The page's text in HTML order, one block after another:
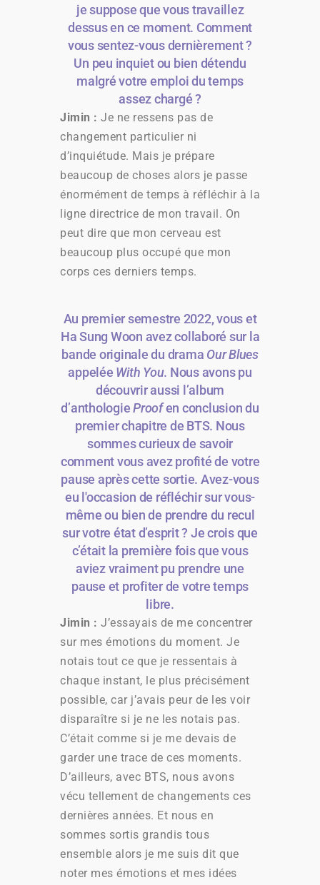
je suppose que vous travaillez
dessus en ce moment. Comment
vous sentez-vous dernièrement ?
Un peu inquiet ou bien détendu
malgré votre emploi du temps
assez chargé ?
Jimin : Je ne ressens pas de
changement particulier ni
d’inquiétude. Mais je prépare
beaucoup de choses alors je passe
énormément de temps à réfléchir à la
ligne directrice de mon travail. On
peut dire que mon cerveau est
beaucoup plus occupé que mon
corps ces derniers temps.
Au premier semestre 2022, vous et
Ha Sung Woon avez collaboré sur la
bande originale du drama Our Blues
appelée With You. Nous avons pu
découvrir aussi l’album
d’anthologieProofen conclusion du
premier chapitre de BTS. Nous
sommes curieux de savoir
comment vous avez profité de votre
pause après cette sortie. Avez-vous
eu l'occasion de réfléchir sur vous-
même ou bien de prendre du recul
sur votre état d’esprit ? Je crois que
c’était la première fois que vous
aviez vraiment pu prendre une
pause et profiter de votre temps
libre.
Jimin : J’essayais de me concentrer
sur mes émotions du moment. Je
notais tout ce que je ressentais à
chaque instant, le plus précisément
possible, car j’avais peur de les voir
disparaître si je ne les notais pas.
C’était comme si je me devais de
garder une trace de ces moments.
D’ailleurs, avec BTS, nous avons
vécu tellement de changements ces
dernières années. Et nous en
sommes sortis grandis tous
ensemble alors je me suis dit que
noter mes émotions et mes idées